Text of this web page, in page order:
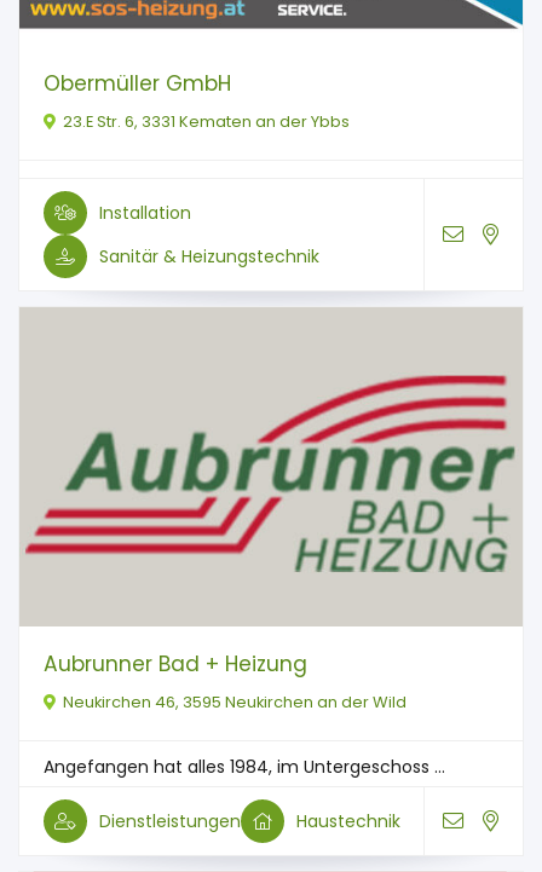
Obermüller GmbH
23.E Str. 6, 3331 Kematen an der Ybbs
Installation
Sanitär & Heizungstechnik
Aubrunner Bad + Heizung
Neukirchen 46, 3595 Neukirchen an der Wild
Angefangen hat alles 1984, im Untergeschoss ...
Dienstleistungen Haustechnik